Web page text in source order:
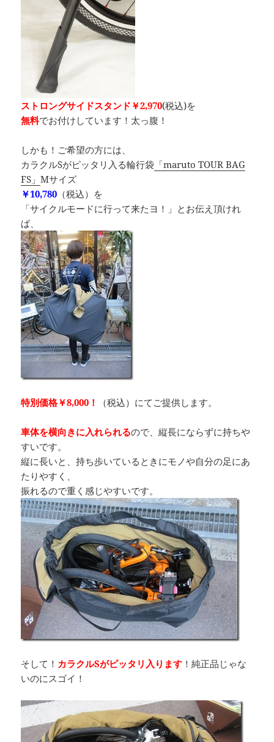
ストロングサイドスタンド￥2,970(税込)を
無料でお付けしています！太っ腹！
しかも！ご希望の方には、
カラクルSがピッタリ入る輪行袋 「maruto TOUR BAG
FS」Mサイズ
￥10,780 （税込）を
「サイクルモードに行って来たヨ！」とお伝え頂けれ
ば、
特別価格￥8,000！ （税込）にてご提供します。
車体を横向きに入れられるので、縦長にならずに持ちや
すいです。
縦に長いと、持ち歩いているときにモノや自分の足にあ
たりやすく、
振れるので重く感じやすいです。
そして！ カラクルSがピッタリ入ります ！純正品じゃな
いのにスゴイ！